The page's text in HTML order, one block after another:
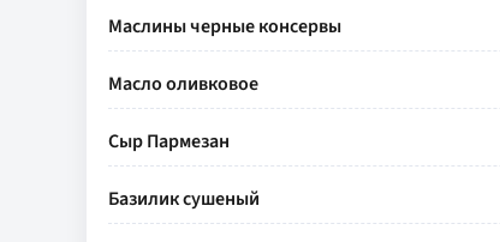
Маслины черные консервы
Масло оливковое
Сыр Пармезан
Базилик сушеный